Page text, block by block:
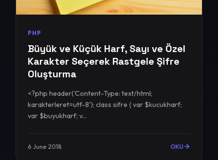
PHP
Büyük ve Küçük Harf, Sayı ve Özel
Karakter Seçerek Rastgele Şifre
Oluşturma
<?php header('Content-Type: text/html;
karakterleret=utf-8'); class sifre { var $kucukharf;
var $buyukharf; v...
6 June 2018 OKU